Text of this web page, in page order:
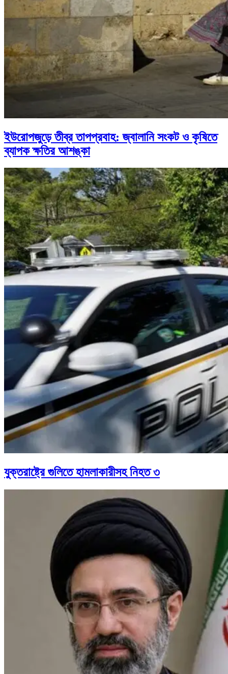
ইউরোপজুড়ে তীব্র তাপপ্রবাহ: জ্বালানি সংকট ও কৃষিতে
ব্যাপক ক্ষতির আশঙ্কা
যুক্তরাষ্ট্রে গুলিতে হামলাকারীসহ নিহত ৩